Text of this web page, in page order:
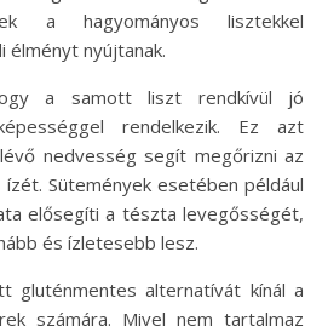
a hagyományos lisztekkel
élményt nyújtanak.
a samott liszt rendkívül jó
rendelkezik. Ez azt
nedvesség segít megőrizni az
Sütemények esetében például
elősegíti a tészta levegősségét,
és ízletesebb lesz.
gluténmentes alternatívát kínál a
számára. Mivel nem tartalmaz